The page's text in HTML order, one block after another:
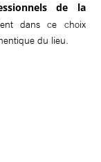
de la
dans ce choix
du lieu.